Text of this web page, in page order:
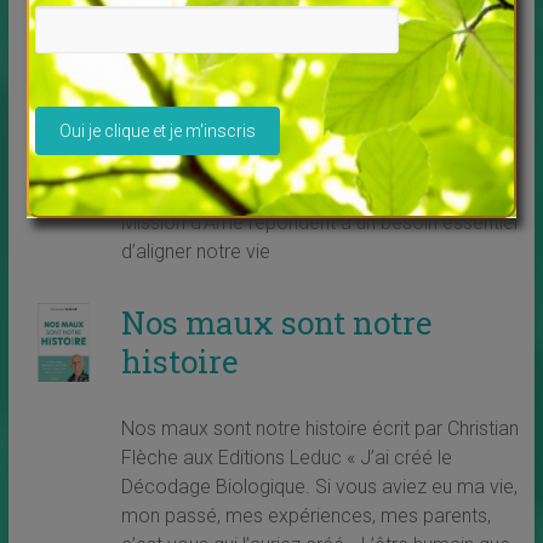
Brigitte Barberane
Voici un nouvel oracle crée par Vanessa
Mielckzareck et illustré par Brigitte Barberane
Réalisons notre extraordinaire mission de vie !
Les 60 messages inspirants et
magnifiquement illustrés du petit Oracle de la
Mission d’Âme répondent à un besoin essentiel
d’aligner notre vie
Nos maux sont notre
histoire
Nos maux sont notre histoire écrit par Christian
Flèche aux Editions Leduc « J’ai créé le
Décodage Biologique. Si vous aviez eu ma vie,
mon passé, mes expériences, mes parents,
Veuillez laisser ce champ vide.